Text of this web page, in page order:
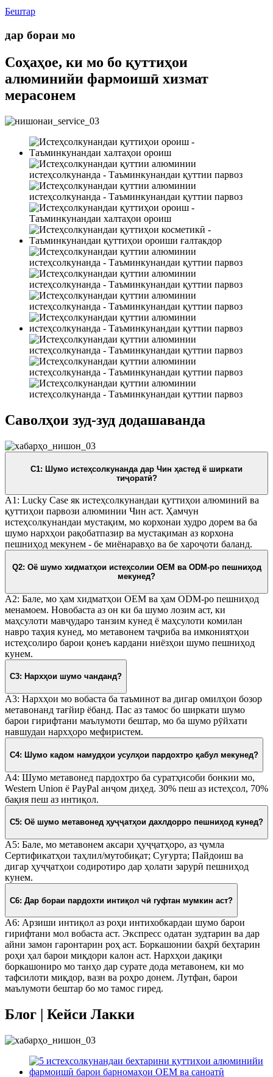
Бештар
дар бораи мо
Соҳаҳое, ки мо бо қуттиҳои
алюминийи фармоишӣ хизмат
мерасонем
Саволҳои зуд-зуд додашаванда
С1: Шумо истеҳсолкунанда дар Чин ҳастед ё ширкати
тиҷоратӣ?
A1: Lucky Case як истеҳсолкунандаи қуттиҳои алюминий ва
қуттиҳои парвози алюминии Чин аст. Ҳамчун
истеҳсолкунандаи мустақим, мо корхонаи худро дорем ва ба
шумо нархҳои рақобатпазир ва мустақиман аз корхона
пешниҳод мекунем - бе миёнаравҳо ва бе хароҷоти баланд.
Q2: Оё шумо хидматҳои истеҳсолии OEM ва ODM-ро пешниҳод
мекунед?
A2: Бале, мо ҳам хидматҳои OEM ва ҳам ODM-ро пешниҳод
менамоем. Новобаста аз он ки ба шумо лозим аст, ки
маҳсулоти мавҷударо танзим кунед ё маҳсулоти комилан
навро таҳия кунед, мо метавонем таҷриба ва имкониятҳои
истеҳсолиро барои қонеъ кардани ниёзҳои шумо пешниҳод
кунем.
С3: Нархҳои шумо чанданд?
A3: Нархҳои мо вобаста ба таъминот ва дигар омилҳои бозор
метавонанд тағйир ёбанд. Пас аз тамос бо ширкати шумо
барои гирифтани маълумоти бештар, мо ба шумо рӯйхати
навшудаи нархҳоро мефиристем.
С4: Шумо кадом намудҳои усулҳои пардохтро қабул мекунед?
A4: Шумо метавонед пардохтро ба суратҳисоби бонкии мо,
Western Union ё PayPal анҷом диҳед. 30% пеш аз истеҳсол, 70%
бақия пеш аз интиқол.
С5: Оё шумо метавонед ҳуҷҷатҳои дахлдорро пешниҳод кунед?
A5: Бале, мо метавонем аксари ҳуҷҷатҳоро, аз ҷумла
Сертификатҳои таҳлил/мутобиқат; Суғурта; Пайдоиш ва
дигар ҳуҷҷатҳои содиротиро дар ҳолати зарурӣ пешниҳод
кунем.
С6: Дар бораи пардохти интиқол чӣ гуфтан мумкин аст?
A6: Арзиши интиқол аз роҳи интихобкардаи шумо барои
гирифтани мол вобаста аст. Экспресс одатан зудтарин ва дар
айни замон гаронтарин роҳ аст. Боркашонии баҳрӣ беҳтарин
роҳи ҳал барои миқдори калон аст. Нархҳои дақиқи
боркашониро мо танҳо дар сурате дода метавонем, ки мо
тафсилоти миқдор, вазн ва роҳро донем. Лутфан, барои
маълумоти бештар бо мо тамос гиред.
Блог | Кейси Лакки